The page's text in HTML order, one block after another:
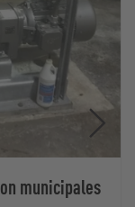
municipales